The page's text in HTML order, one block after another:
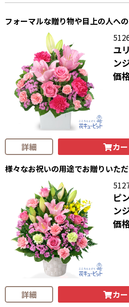
フォーマルな贈り物や目上の人へ
ユ
ン
価
詳細
カ
様々なお祝いの用途でお贈りいた
ピ
ン
価
詳細
カ